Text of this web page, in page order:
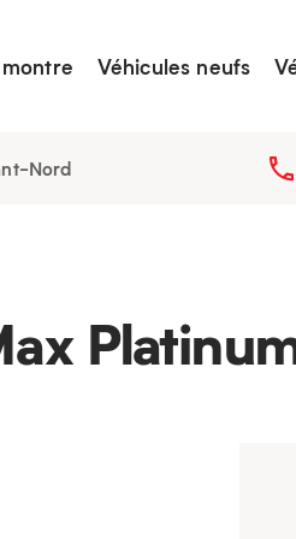
Véhicules neufs
Nord